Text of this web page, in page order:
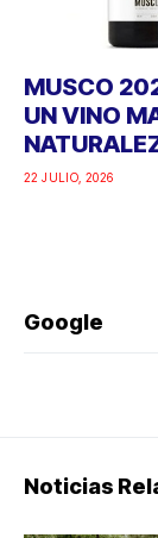
MUSCO
UN VINO
22 JULIO, 2026
Google
Noticias